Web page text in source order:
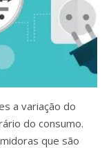
a variação do
do consumo.
que são